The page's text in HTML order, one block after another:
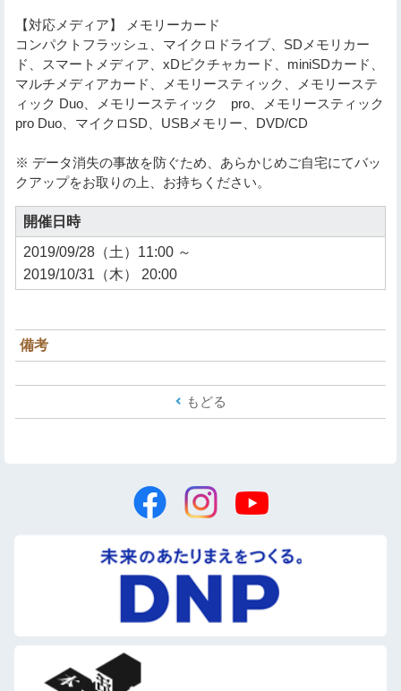
【対応メディア】 メモリーカード
コンパクトフラッシュ、マイクロドライブ、SDメモリカー
ド、スマートメディア、xDピクチャカード、miniSDカード、
マルチメディアカード、メモリースティック、メモリーステ
ィック Duo、メモリースティック pro、メモリースティック
pro Duo、マイクロSD、USBメモリー、DVD/CD
※ データ消失の事故を防ぐため、あらかじめご自宅にてバッ
クアップをお取りの上、お持ちください。
開催日時
2019/09/28（土）11:00 ～
2019/10/31（木） 20:00
備考
もどる